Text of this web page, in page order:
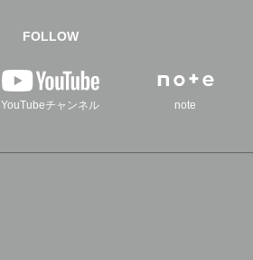
FOLLOW
YouTubeチャンネル note